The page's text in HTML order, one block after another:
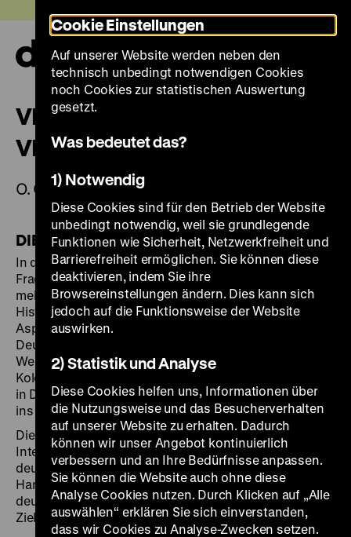
zum
Seiteninhalt
springen
VERPACKUNG "SAMOA-
VEILCHEN"
O. O.; 1900/1930
DIE AUSSTELLUNG
In der Ausstellung "Deutscher Kolonialismus.
Fragmente seiner Geschichte und Gegenwart" mit
mehr als 500 Exponaten befasst sich das Deutsche
Historische Museum erstmals mit den verschiedenen
Aspekten des deutschen Kolonialismus. Obwohl das
Deutsche Reich von 1884 bis zum Ende des Ersten
Weltkriegs 1918 eine der großen europäischen
Kolonialmächte war, rückt die koloniale Vergangenheit
in Deutschland erst seit wenigen Jahren zunehmend
ins öffentliche Bewusstsein.
Die Ausstellung bietet spannende Einblicke in die
Interessen, den Verlauf und die Dynamiken der
deutschen Kolonialgeschichte und erzählt von den
Handlungsräumen, in denen ein breites Spektrum
deutscher, afrikanischer und ozeanischer Akteure ihre
Ziele und Motive verfolgte.
Cookie Einstellungen
Auf unserer Website werden neben den
technisch unbedingt notwendigen Cookies
noch Cookies zur statistischen Auswertung
gesetzt.
Was bedeutet das?
1) Notwendig
Diese Cookies sind für den Betrieb der Website
unbedingt notwendig, weil sie grundlegende
Funktionen wie Sicherheit, Netzwerkfreiheit und
Barrierefreiheit ermöglichen. Sie können diese
deaktivieren, indem Sie ihre
Browsereinstellungen ändern. Dies kann sich
jedoch auf die Funktionsweise der Website
auswirken.
2) Statistik und Analyse
Diese Cookies helfen uns, Informationen über
die Nutzungsweise und das Besucherverhalten
auf unserer Website zu erhalten. Dadurch
können wir unser Angebot kontinuierlich
verbessern und an Ihre Bedürfnisse anpassen.
Sie können die Website auch ohne diese
Analyse Cookies nutzen. Durch Klicken auf „Alle
auswählen“ erklären Sie sich einverstanden,
dass wir Cookies zu Analyse-Zwecken setzen.